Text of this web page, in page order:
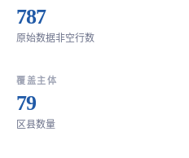
787
原始数据非空行数
覆盖主体
79
区县数量